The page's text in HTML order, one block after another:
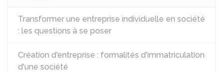
Transformer une entreprise individuelle en société
: les questions à se poser
Création d'entreprise : formalités d'immatriculation
d'une société